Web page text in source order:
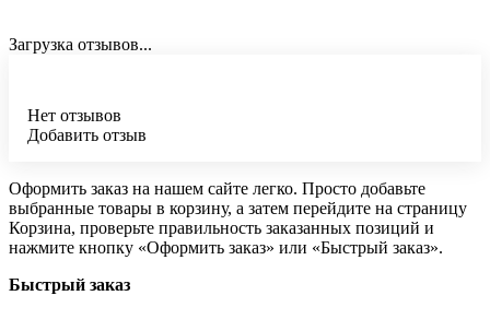
Загрузка отзывов...
Нет отзывов
Добавить отзыв
Оформить заказ на нашем сайте легко. Просто добавьте
выбранные товары в корзину, а затем перейдите на страницу
Корзина, проверьте правильность заказанных позиций и
нажмите кнопку «Оформить заказ» или «Быстрый заказ».
Быстрый заказ